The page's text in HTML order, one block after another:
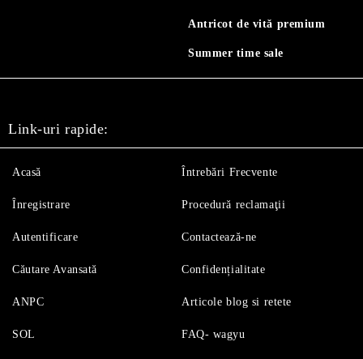
Antricot de vită premium
Summer time sale
Link-uri rapide:
Acasă
Înregistrare
Autentificare
Căutare Avansată
Întrebări Frecvente
Procedură reclamaţii
Contactează-ne
Confidențialitate
ANPC
SOL
Articole blog si retete
FAQ- wagyu